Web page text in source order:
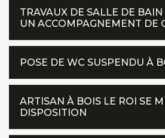
TRAVAUX DE SALLE DE
UN ACCOMPAGNEMENT DE
POSE DE WC SUSPENDU À
ARTISAN À BOIS LE ROI SE
DISPOSITION